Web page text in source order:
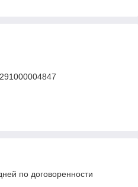
по договоренности